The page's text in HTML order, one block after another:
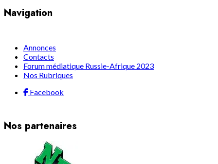
Navigation
Annonces
Contacts
Forum médiatique Russie-Afrique 2023
Nos Rubriques
Facebook
Nos partenaires